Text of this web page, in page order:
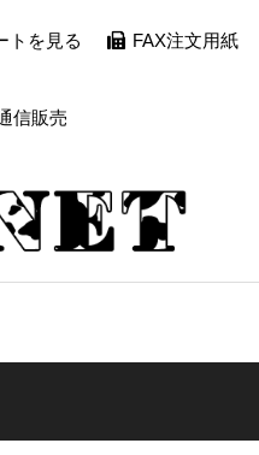
信販売
トを見る FAX注文用紙